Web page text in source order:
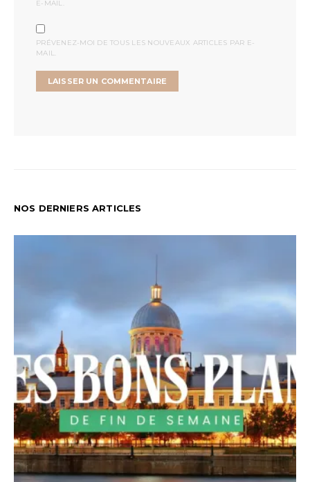
E-MAIL.
PRÉVENEZ-MOI DE TOUS LES NOUVEAUX ARTICLES PAR E-
MAIL.
NOS DERNIERS ARTICLES